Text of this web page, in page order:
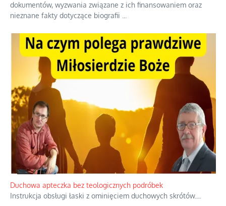
dokumentów, wyzwania związane z ich finansowaniem oraz
nieznane fakty dotyczące biografii
Duchowa apteczka bez teologicznych podróbek
Instrukcja obsługi łaski z ominięciem duchowych skrótów.